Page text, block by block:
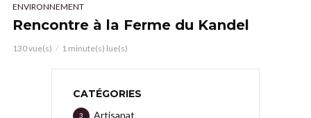
ENVIRONNEMENT
Rencontre à la Ferme du Kandel
130 vue(s) 1 minute(s) lue(s)
CATÉGORIES
Artisanat
3